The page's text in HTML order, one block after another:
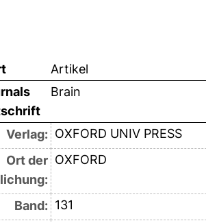
Artikel
Brain
Verlag: OXFORD UNIV PRESS
Ort der OXFORD
Band: 131